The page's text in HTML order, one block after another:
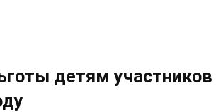
детям участников